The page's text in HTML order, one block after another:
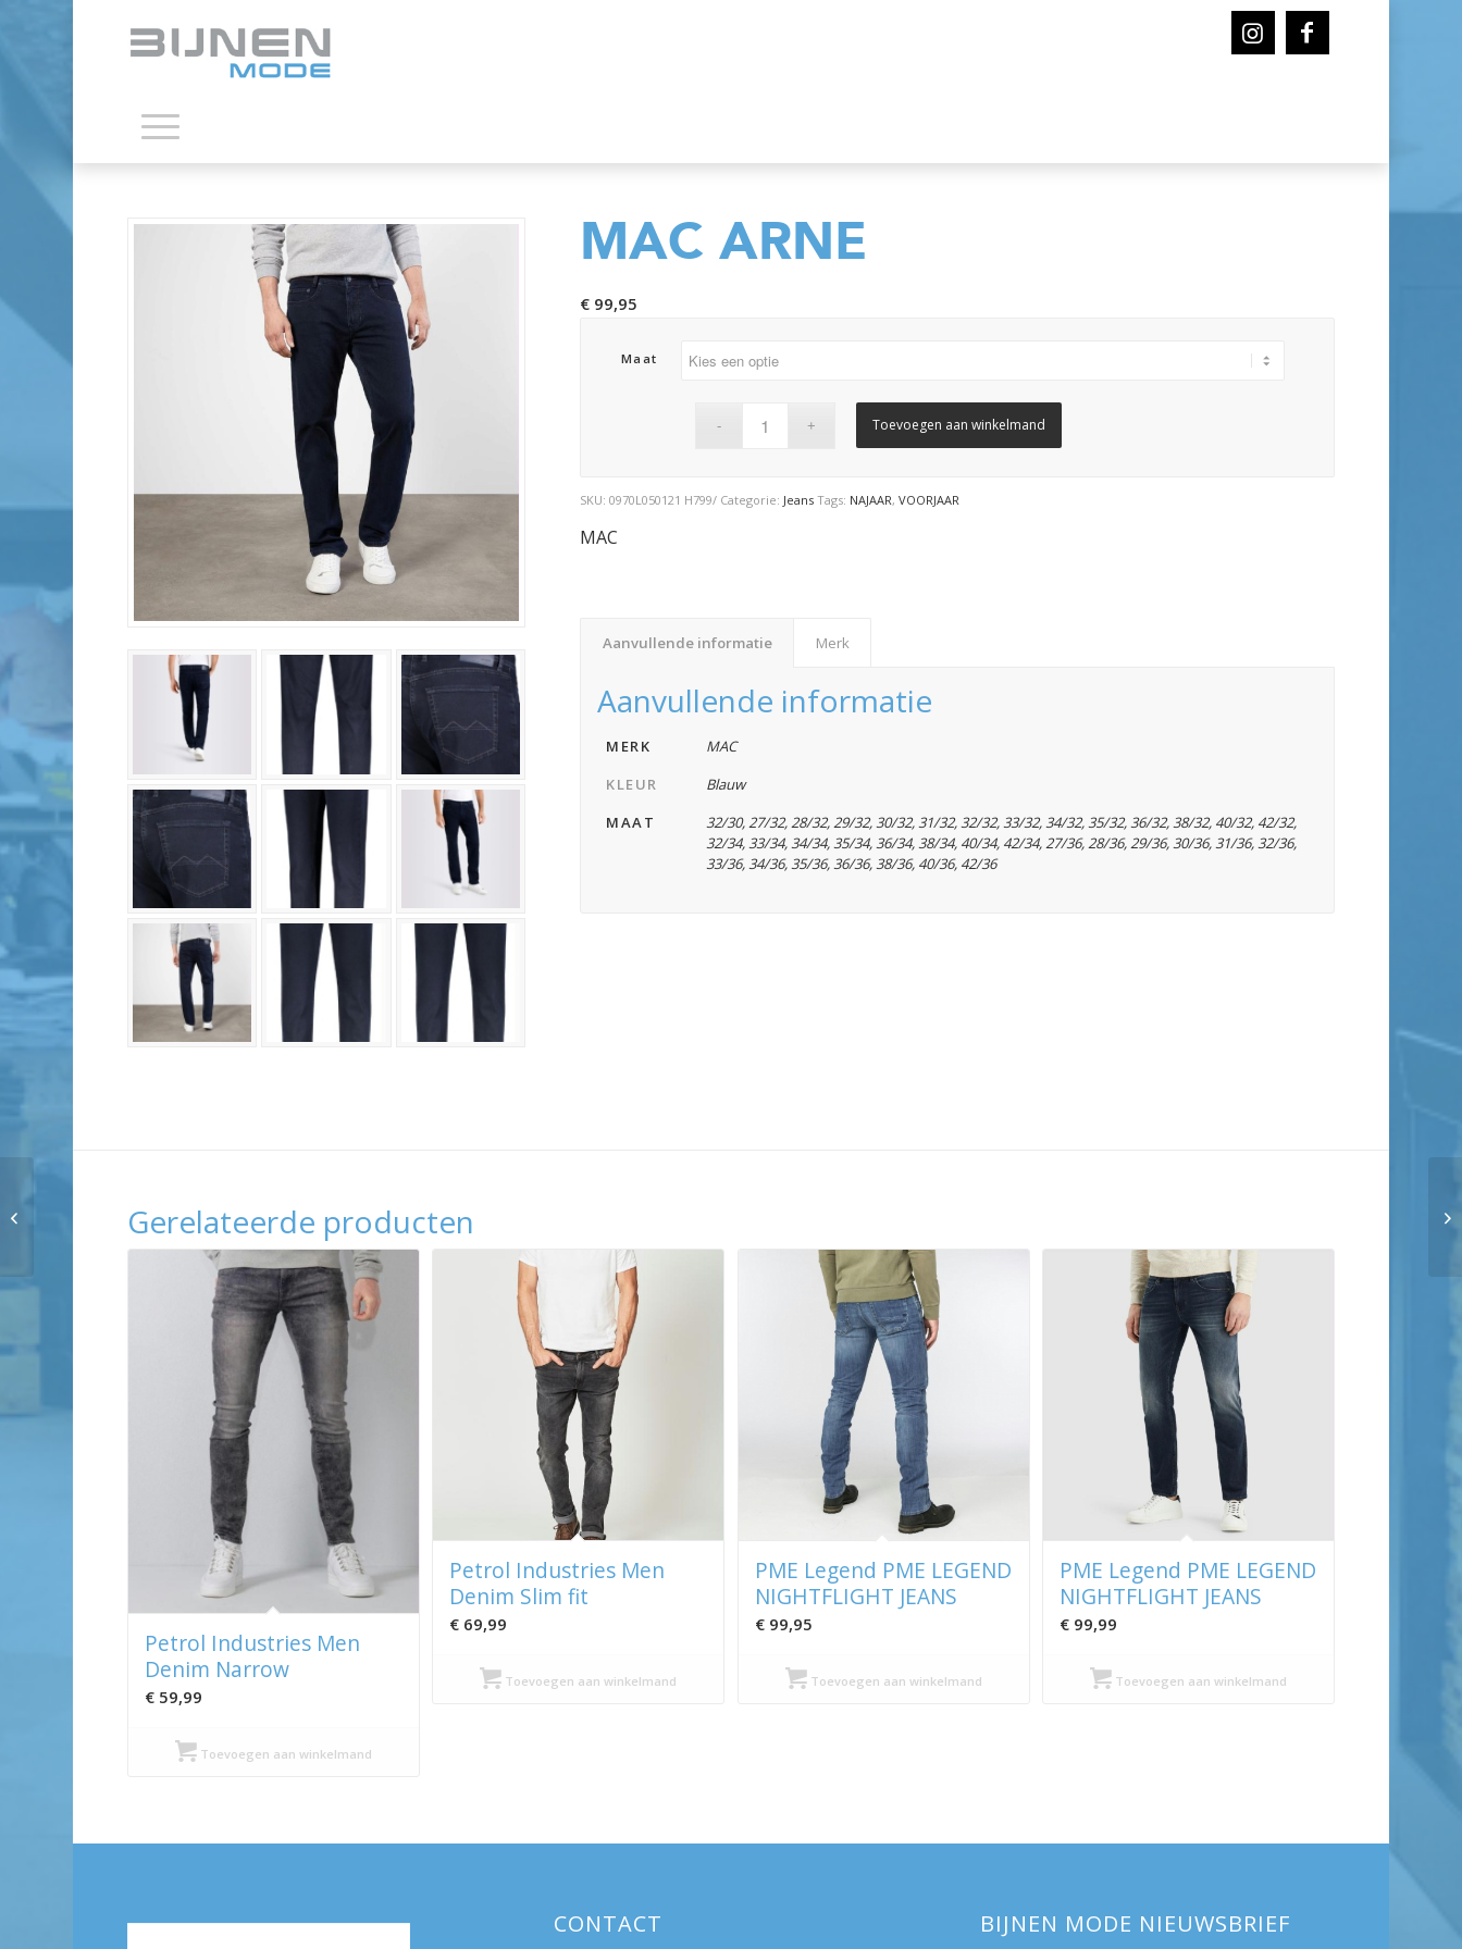
MAC ARNE
€ 99,95
Maat
Toevoegen aan winkelmand
SKU:0970L050121 H799/ Categorie: Jeans Tags: NAJAAR,VOORJAAR
MAC
Aanvullende informatie Merk
Aanvullende informatie
MERK
MAC
KLEUR
Blauw
MAAT
32/30,27/32,28/32,29/32,30/32,31/32,32/32,33/32,34/32,35/32,36/32,38/32, 40/32, 42/32,
32/34,33/34,34/34,35/34,36/34,38/34, 40/34, 42/34,27/36,28/36,29/36,30/36,31/36,32/36,
33/36,34/36,35/36,36/36,38/36, 40/36, 42/36
Gerelateerde producten
Petrol Industries Men
Denim Narrow
€ 59,99
Toevoegen aan winkelmand
Petrol Industries Men
Denim Slim fit
€ 69,99
Toevoegen aan winkelmand
PME Legend PME LEGEND
NIGHTFLIGHT JEANS
€99,95
Toevoegen aan winkelmand
PME Legend PME LEGEND
NIGHTFLIGHT JEANS
€99,99
Toevoegen aan winkelmand
CONTACT BIJNEN MODE NIEUWSBRIEF
twinwallet crisple